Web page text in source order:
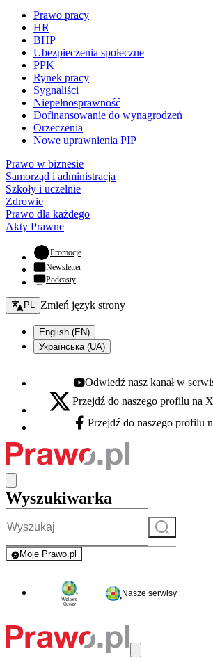
Prawo pracy
HR
BHP
Ubezpieczenia społeczne
PPK
Rynek pracy
Sygnaliści
Niepełnosprawność
Dofinansowanie do wynagrodzeń
Orzeczenia
Nowe uprawnienia PIP
Prawo w biznesie
Samorząd i administracja
Szkoły i uczelnie
Zdrowie
Prawo dla każdego
Akty Prawne
Promocje- otwiera się w nowej karcie
Newsletter
Podcasty
Zmień język - bieżący:
PL Zmień język strony
English (EN)
Українська (UA)
Youtube - otwiera się w nowej karcie
Odwiedź nasz kanał w
X - otwiera się w nowej karcie
Przejdź do naszego profilu na
Facebook - otwiera się w nowej karcie
Przejdź do naszego profilu
Wyszukiwarka
Szukaj
Moje Prawo.pl
- rejestracja i logowanie do serwisu
Nasze serwisy